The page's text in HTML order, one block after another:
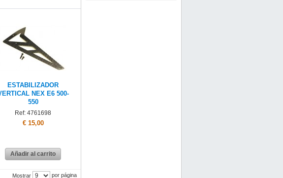
ESTABILIZADOR
NEX E6 500-
550
Ref: 4761698
€ 15,00
Añadir al carrito
Mostrar por página